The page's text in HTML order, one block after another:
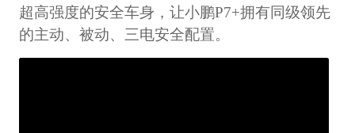
超高强度的安全车身，让小鹏P7+拥有同级领先
的主动、被动、三电安全配置。